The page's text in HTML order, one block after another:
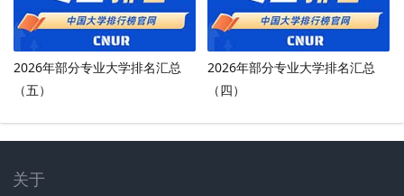
2026年部分专业大学排名汇总
（五）
2026年部分专业大学排名汇总
（四）
关于